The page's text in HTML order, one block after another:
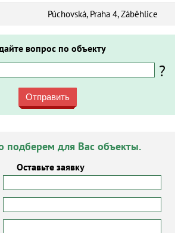
Púchovská, Praha 4, Záběhlice
вопрос по объекту
?
Отправить
подберем для Вас объекты.
Оставьте заявку